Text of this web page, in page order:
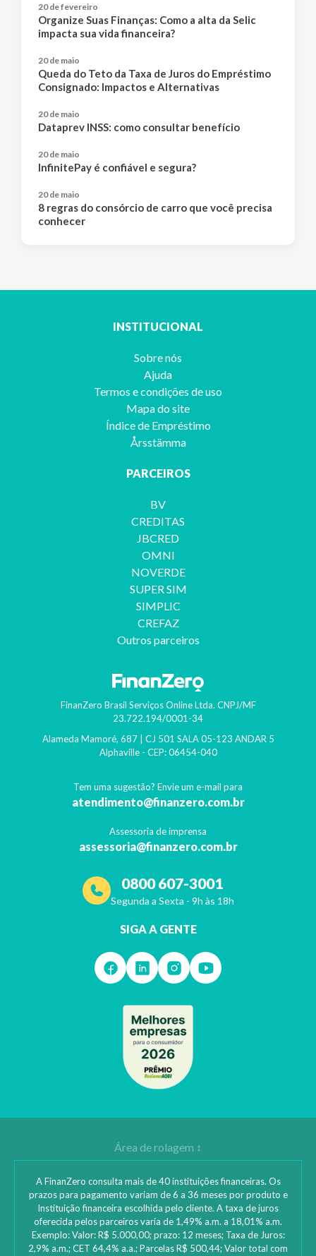
20 de fevereiro
Organize Suas Finanças: Como a alta da Selic
impacta sua vida financeira?
20 de maio
Queda do Teto da Taxa de Juros do Empréstimo
Consignado: Impactos e Alternativas
20 de maio
Dataprev INSS: como consultar benefício
20 de maio
InfinitePay é confiável e segura?
20 de maio
8 regras do consórcio de carro que você precisa
conhecer
INSTITUCIONAL
Sobre nós
Ajuda
Termos e condições de uso
Mapa do site
Índice de Empréstimo
Årsstämma
PARCEIROS
BV
CREDITAS
JBCRED
OMNI
NOVERDE
SUPER SIM
SIMPLIC
CREFAZ
Outros parceiros
FinanZero Brasil Serviços Online Ltda. CNPJ/MF
23.722.194/0001-34
Alameda Mamoré, 687 | CJ 501 SALA 05-123 ANDAR 5
Alphaville- CEP: 06454-040
Tem uma sugestão? Envie um e-mail para
atendimento@finanzero.com.br
Assessoria de imprensa
assessoria@finanzero.com.br
0800 607-3001
Segunda a Sexta - 9h às 18h
SIGA A GENTE
A FinanZero consulta mais de 40 instituições financeiras. Os
prazos para pagamento variam de 6 a 36 meses por produto e
Instituição financeira escolhida pelo cliente. A taxa de juros
oferecida pelos parceiros varia de 1,49% a.m. a 18,01% a.m.
Exemplo: Valor: R$ 5.000,00; prazo: 12 meses; Taxa de Juros:
2,9% a.m.; CET 64,4% a.a.; Parcelas R$ 500,44; Valor total com